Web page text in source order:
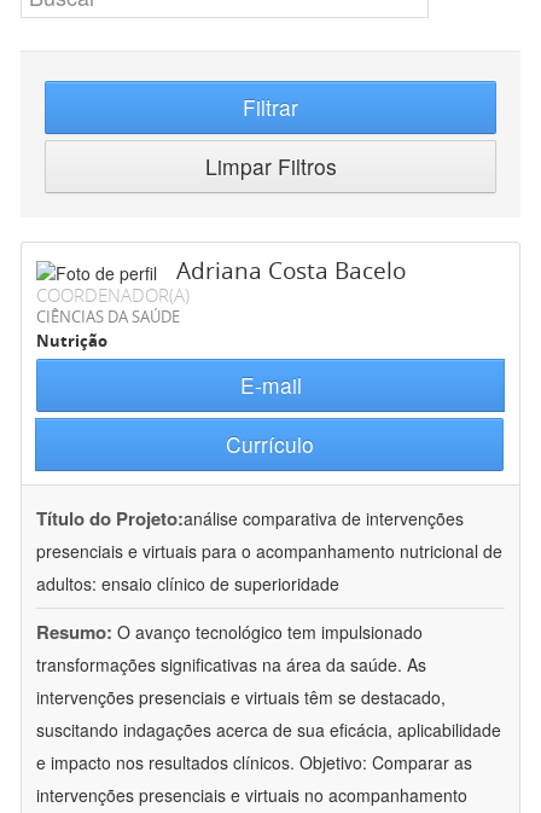
Filtrar
Limpar Filtros
Adriana Costa Bacelo
COORDENADOR(A)
CIÊNCIAS DA SAÚDE
Nutrição
E-mail
Currículo
Título do Projeto:análise comparativa de intervenções
presenciais e virtuais para o acompanhamento nutricional de
adultos: ensaio clínico de superioridade
Resumo: O avanço tecnológico tem impulsionado
transformações significativas na área da saúde. As
intervenções presenciais e virtuais têm se destacado,
suscitando indagações acerca de sua eficácia, aplicabilidade
e impacto nos resultados clínicos. Objetivo: Comparar as
intervenções presenciais e virtuais no acompanhamento